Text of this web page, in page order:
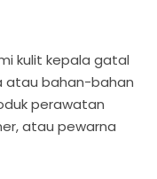
kulit kepala gatal
atau bahan-bahan
perawatan
atau pewarna